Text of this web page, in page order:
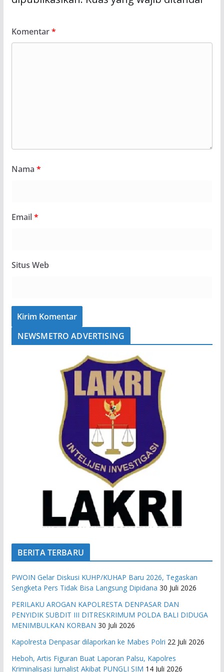
Komentar*
Nama *
Email*
Situs Web
NEWSMETRO ADVERTISING
BERITA TERBARU
PWOIN Gelar Diskusi KUHP/KUHAP Baru 2026, Tegaskan
Sengketa Pers Tidak Bisa Langsung Dipidana 30 Juli 2026
PERILAKU AROGAN KAPOLRESTA DENPASAR DAN
PENYIDIK SUBDIT III DITRESKRIMUM POLDA BALI DIDUGA
MENIMBULKAN KORBAN 30 Juli 2026
Kapolresta Denpasar dilaporkan ke Mabes Polri 22 Juli 2026
Heboh, Artis Figuran Buat Laporan Palsu, Kapolres
Kriminalisasi Jurnalist Akibat PUNGLI SIM 14 Juli 2026